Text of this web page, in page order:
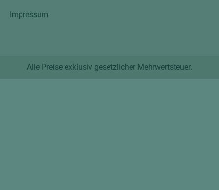
Impressum
Alle Preise exklusiv gesetzlicher Mehrwertsteuer.